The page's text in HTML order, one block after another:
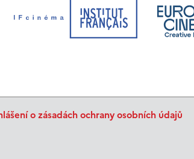
o zásadách ochrany osobních údajů